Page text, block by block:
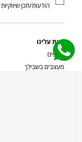
הודעות/תכן
קצת עלינו
סניפים
מעצבים בשבילך